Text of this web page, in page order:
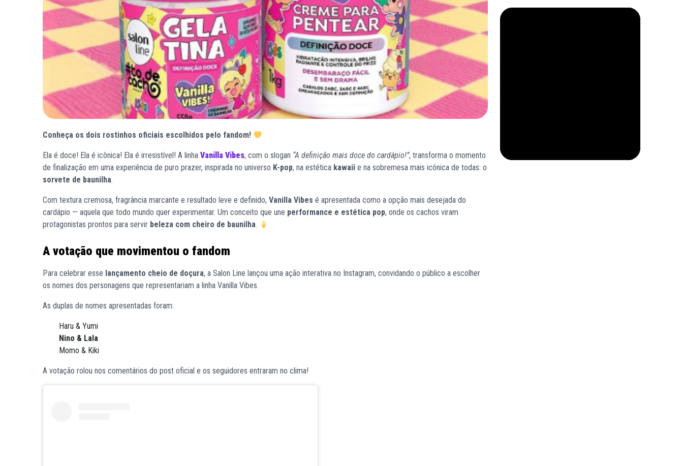
Conheça os dois rostinhos oficiais escolhidos pelo fandom!
Ela é doce! Ela é icônica! Ela é irresistível! A linha Vanilla Vibes, com o slogan “A definição mais doce do cardápio!”, transforma o momento
de finalização em uma experiência de puro prazer, inspirada no universo K-pop, na estética kawaii e na sobremesa mais icônica de todas: o
sorvete de baunilha.
Com textura cremosa, fragrância marcante e resultado leve e definido, Vanilla Vibes é apresentada como a opção mais desejada do
cardápio — aquela que todo mundo quer experimentar. Um conceito que une performance e estética pop, onde os cachos viram
protagonistas prontos para servir beleza com cheiro de baunilha.
A votação que movimentou o fandom
Para celebrar esse lançamento cheio de doçura, a Salon Line lançou uma ação interativa no Instagram, convidando o público a escolher
os nomes dos personagens que representariam a linha Vanilla Vibes.
As duplas de nomes apresentadas foram:
Haru & Yumi
Nino & Lala
Momo & Kiki
A votação rolou nos comentários do post oficial e os seguidores entraram no clima!